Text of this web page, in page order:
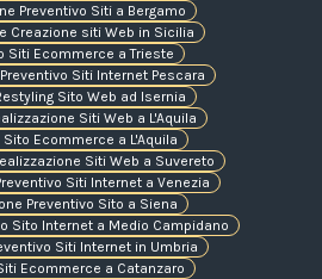
Preventivo Siti a Bergamo
Creazione siti Web in Sicilia
Siti Ecommerce a Trieste
Siti Internet Pescara
Sito Web ad Isernia
Siti Web a L'Aquila
Sito Ecommerce a L'Aquila
Siti Web a Suvereto
Siti Internet a Venezia
Preventivo Sito a Siena
Sito Internet a Medio Campidano
Siti Internet in Umbria
Ecommerce a Catanzaro